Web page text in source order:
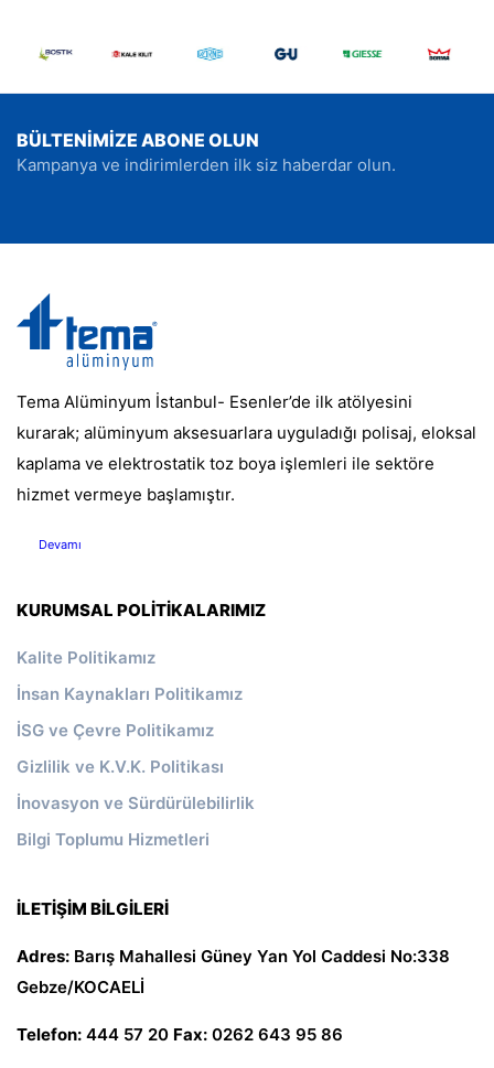
BÜLTENİMİZE ABONE OLUN
Kampanya ve indirimlerden ilk siz haberdar olun.
Tema Alüminyum İstanbul- Esenler’de ilk atölyesini
kurarak; alüminyum aksesuarlara uyguladığı polisaj, eloksal
kaplama ve elektrostatik toz boya işlemleri ile sektöre
hizmet vermeye başlamıştır.
Devamı
KURUMSAL POLITIKALARIMIZ
Kalite Politikamız
İnsan Kaynakları Politikamız
İSG ve Çevre Politikamız
Gizlilik ve K.V.K. Politikası
İnovasyon ve Sürdürülebilirlik
Bilgi Toplumu Hizmetleri
İLETIŞIM BILGILERI
Adres: Barış Mahallesi Güney Yan Yol Caddesi No:338
Gebze/KOCAELİ
Telefon: 444 57 20 Fax: 0262 643 95 86